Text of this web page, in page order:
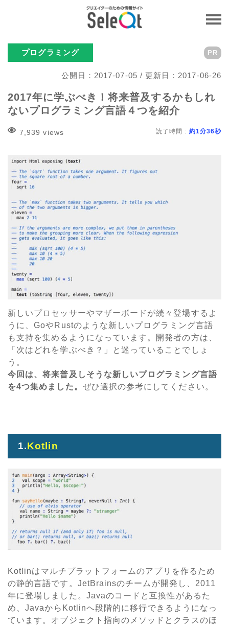
プログラミング
公開日：2017-07-05 / 更新日：2017-06-26
PR
2017年に学ぶべき！将来普及するかもしれ
ないプログラミング言語４つを紹介
7,939 views 読了時間 : 約1分36秒
新しいプロセッサーやマザーボードが続々登場するよ
うに、GoやRustのような新しいプログラミング言語
も支持を集めるようになっています。開発者の方は、
「次はどれを学ぶべき？」と迷っていることでしょ
う。
今回は、将来普及しそうな新しいプログラミング言語
を4つ集めました。 ぜひ選択の参考にしてください。
1.Kotlin
Kotlinはマルチプラットフォームのアプリを作るため
の静的言語です。JetBrainsのチームが開発し、2011
年に登場しました。Javaのコードと互換性があるた
め、JavaからKotlinへ段階的に移行できるようになっ
ています。オブジェクト指向のメソッドとクラスのほ